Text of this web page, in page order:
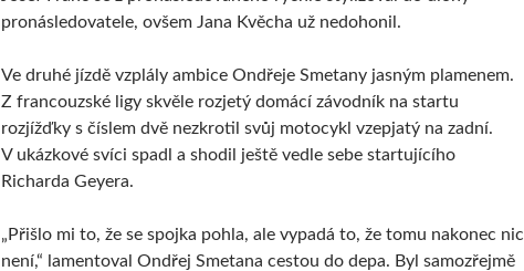
pronásledovatele, ovšem Jana Kvěcha už nedohonil.
Ve druhé jízdě vzplály ambice Ondřeje Smetany jasným plamenem.
Z francouzské ligy skvěle rozjetý domácí závodník na startu
rozjížďky s číslem dvě nezkrotil svůj motocykl vzepjatý na zadní.
V ukázkové svíci spadl a shodil ještě vedle sebe startujícího
Richarda Geyera.
„Přišlo mi to, že se spojka pohla, ale vypadá to, že tomu nakonec nic
není,“ lamentoval Ondřej Smetana cestou do depa. Byl samozřejmě